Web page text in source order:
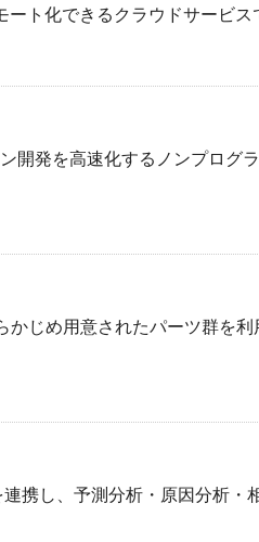
ト化できるクラウドサービス
開発を高速化するノンプログ
じめ用意されたパーツ群を
携し、予測分析・原因分析・